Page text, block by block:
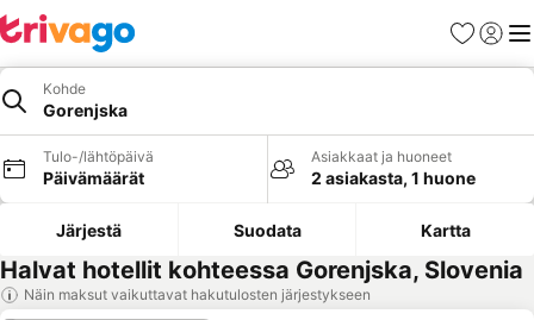
Suosikit
Kohde
Gorenjska
Tulo-/lähtöpäivä
Päivämäärät
Asiakkaat ja huoneet
2 asiakasta, 1 huone
Järjestä Suodata Kartta
Halvat hotellit kohteessa Gorenjska, Slovenia
Näin maksut vaikuttavat hakutulosten järjestykseen